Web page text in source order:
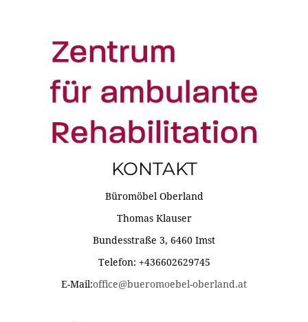
KONTAKT
Büromöbel Oberland
Thomas Klauser
Bundesstraße 3, 6460 Imst
Telefon: +436602629745
E-Mail:office@bueromoebel-oberland.at